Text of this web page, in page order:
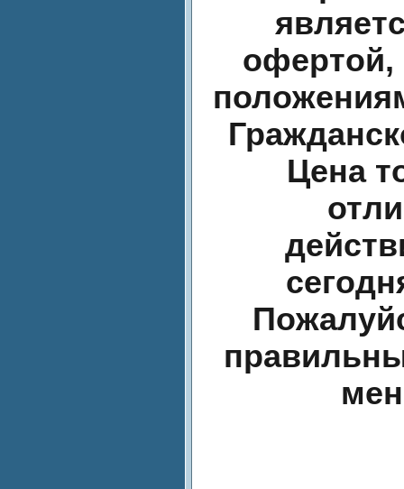
офертой,
Цена